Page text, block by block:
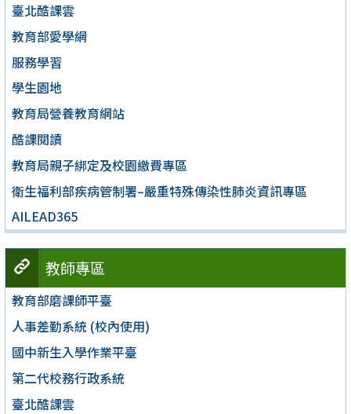
臺北酷課雲
教育部愛學網
服務學習
學生園地
教育局營養教育網站
酷課閱讀
教育局親子綁定及校園繳費專區
衛生福利部疾病管制署–嚴重特殊傳染性肺炎資訊專區
AILEAD365
教師專區
教育部磨課師平臺
人事差勤系統 (校內使用)
國中新生入學作業平臺
第二代校務行政系統
臺北酷課雲